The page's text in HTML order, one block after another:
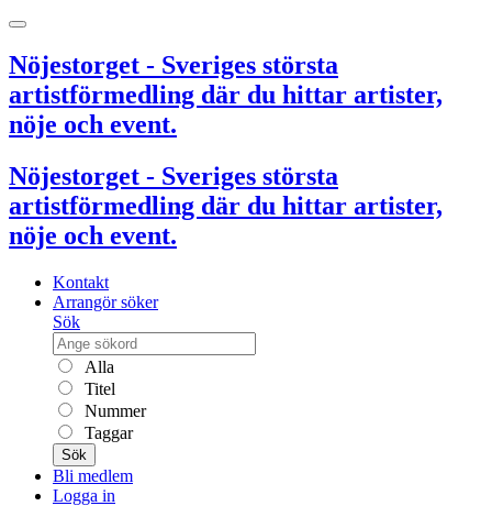
Nöjestorget - Sveriges största
artistförmedling där du hittar artister,
nöje och event.
Nöjestorget - Sveriges största
artistförmedling där du hittar artister,
nöje och event.
Kontakt
Arrangör söker
Sök
Alla
Titel
Nummer
Taggar
Sök
Bli medlem
Logga in